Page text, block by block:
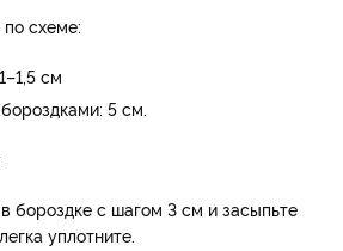
схеме:
см
5 см.
бороздке с шагом 3 см и засыпьте
уплотните.